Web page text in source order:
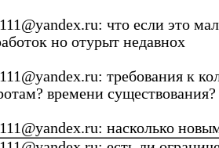
: что если это
но отурыт недавнох
требования к
времени существования?
: насколько